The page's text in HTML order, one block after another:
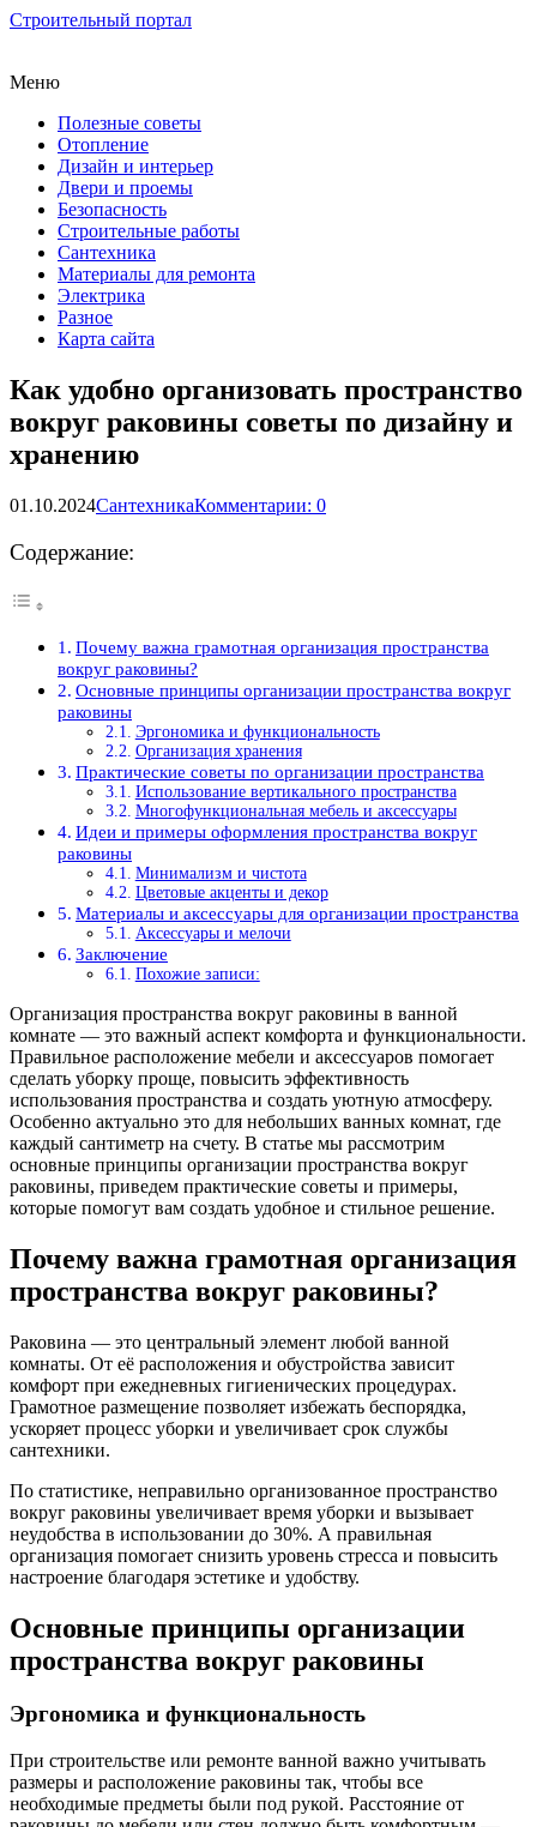
Строительный портал
Меню
Полезные советы
Отопление
Дизайн и интерьер
Двери и проемы
Безопасность
Строительные работы
Сантехника
Материалы для ремонта
Электрика
Разное
Карта сайта
Как удобно организовать пространство
вокруг раковины советы по дизайну и
хранению
01.10.2024СантехникаКомментарии: 0
Содержание:
Почему важна грамотная организация пространства
вокруг раковины?
Основные принципы организации пространства вокруг
раковины
Эргономика и функциональность
Организация хранения
Практические советы по организации пространства
Использование вертикального пространства
Многофункциональная мебель и аксессуары
Идеи и примеры оформления пространства вокруг
раковины
Минимализм и чистота
Цветовые акценты и декор
Материалы и аксессуары для организации пространства
Аксессуары и мелочи
Заключение
Похожие записи:
Организация пространства вокруг раковины в ванной
комнате — это важный аспект комфорта и функциональности.
Правильное расположение мебели и аксессуаров помогает
сделать уборку проще, повысить эффективность
использования пространства и создать уютную атмосферу.
Особенно актуально это для небольших ванных комнат, где
каждый сантиметр на счету. В статье мы рассмотрим
основные принципы организации пространства вокруг
раковины, приведем практические советы и примеры,
которые помогут вам создать удобное и стильное решение.
Почему важна грамотная организация
пространства вокруг раковины?
Раковина — это центральный элемент любой ванной
комнаты. От её расположения и обустройства зависит
комфорт при ежедневных гигиенических процедурах.
Грамотное размещение позволяет избежать беспорядка,
ускоряет процесс уборки и увеличивает срок службы
сантехники.
По статистике, неправильно организованное пространство
вокруг раковины увеличивает время уборки и вызывает
неудобства в использовании до 30%. А правильная
организация помогает снизить уровень стресса и повысить
настроение благодаря эстетике и удобству.
Основные принципы организации
пространства вокруг раковины
Эргономика и функциональность
При строительстве или ремонте ванной важно учитывать
размеры и расположение раковины так, чтобы все
необходимые предметы были под рукой. Расстояние от